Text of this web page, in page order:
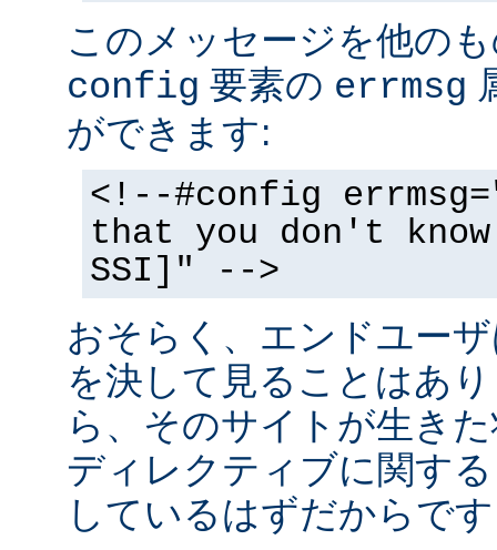
このメッセージを他の
config 要素の errmsg
ができます:
<!--#config
that you don't
SSI]" -->
おそらく、エンドユー
を決して見ることはあ
ら、そのサイトが生き
ディレクティブに関す
しているはずだからで